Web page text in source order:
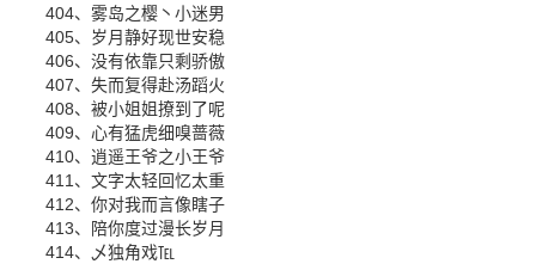
404、雾岛之樱丶小迷男
405、岁月静好现世安稳
406、没有依靠只剩骄傲
407、失而复得赴汤蹈火
408、被小姐姐撩到了呢
409、心有猛虎细嗅蔷薇
410、逍遥王爷之小王爷
411、文字太轻回忆太重
412、你对我而言像瞎子
413、陪你度过漫长岁月
414、乄独角戏℡